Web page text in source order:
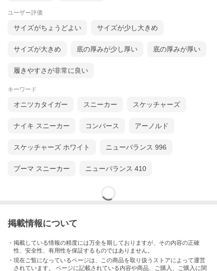
ユーザー評価
サイズがちょうどよい サイズが少し大きめ
サイズが大きめ 底の厚みが少し厚い 底の厚みが厚い
履きやすさが非常に良い
キーワード
オニツカタイガー スニーカー スケッチャーズ
ナイキ スニーカー コンバース アーノルド
スケッチャーズ ホワイト ニューバランス 996
プーマ スニーカー ニューバランス 410
掲載情報について
・掲載している情報の精度には万全を期しておりますが、その内容の正確
性、安全性、有用性を保証するものではありません。
・現在ご覧になっているページは、この商品を取り扱うストアによって運営
されています。 ページに記載されている内容や商品、ご購入 、ご購入に関